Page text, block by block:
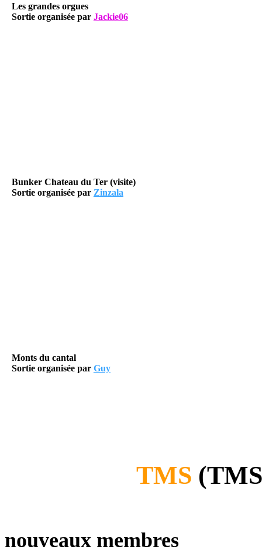
Les grandes orgues
Sortie organisée par Jackie06
Bunker Chateau du Ter (visite)
Sortie organisée par Zinzala
Monts du cantal
Sortie organisée par Guy
TMS
nouveaux membres